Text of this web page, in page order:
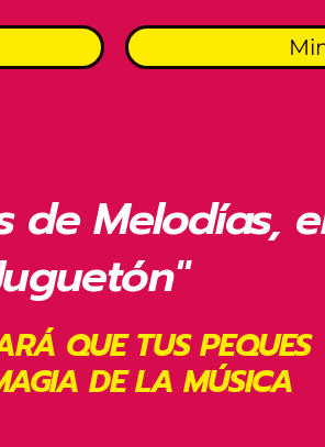
de Melodías,
QUE TUS PEQUES
DE LA MÚSICA